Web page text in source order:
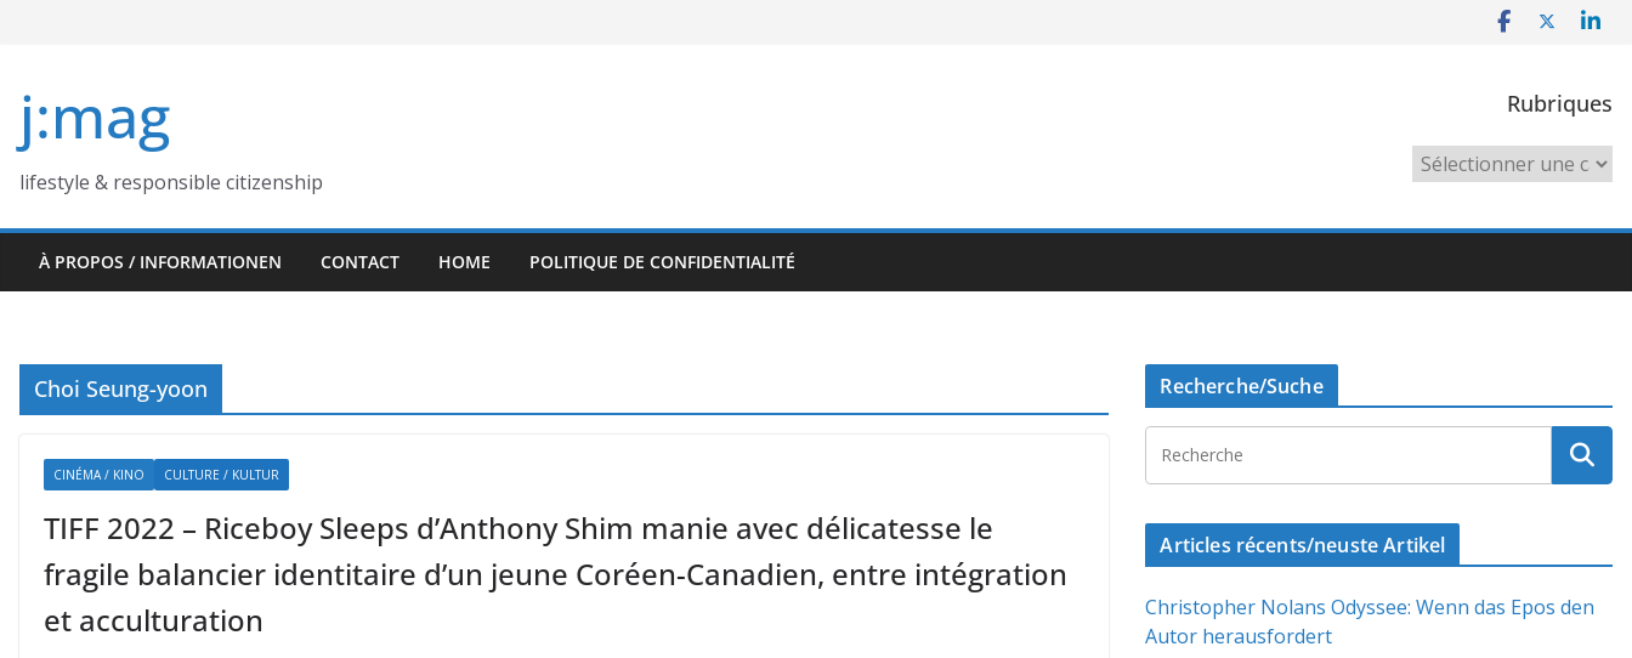
j:mag
lifestyle & responsible citizenship
Rubriques
Rubriques
À PROPOS / INFORMATIONEN CONTACT HOME POLITIQUE DE CONFIDENTIALITÉ
Choi Seung-yoon
CINÉMA / KINO CULTURE / KULTUR
TIFF 2022 – Riceboy Sleeps d’Anthony Shim manie avec délicatesse le
fragile balancier identitaire d’un jeune Coréen-Canadien, entre intégration
et acculturation
Recherche/Suche
Articles récents/neuste Artikel
Christopher Nolans Odyssee: Wenn das Epos den
Autor herausfordert